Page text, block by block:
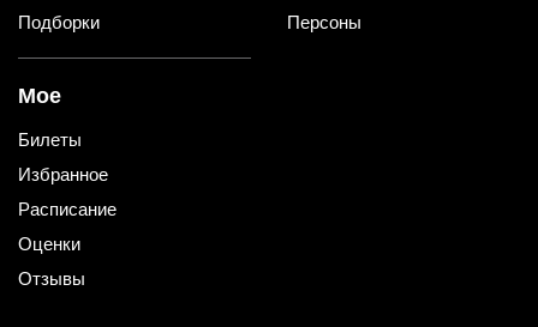
Подборки
Персоны
Мое
Билеты
Избранное
Расписание
Оценки
Отзывы